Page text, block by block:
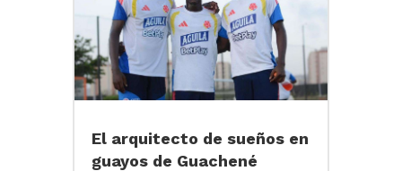
El arquitecto de sueños en
guayos de Guachené